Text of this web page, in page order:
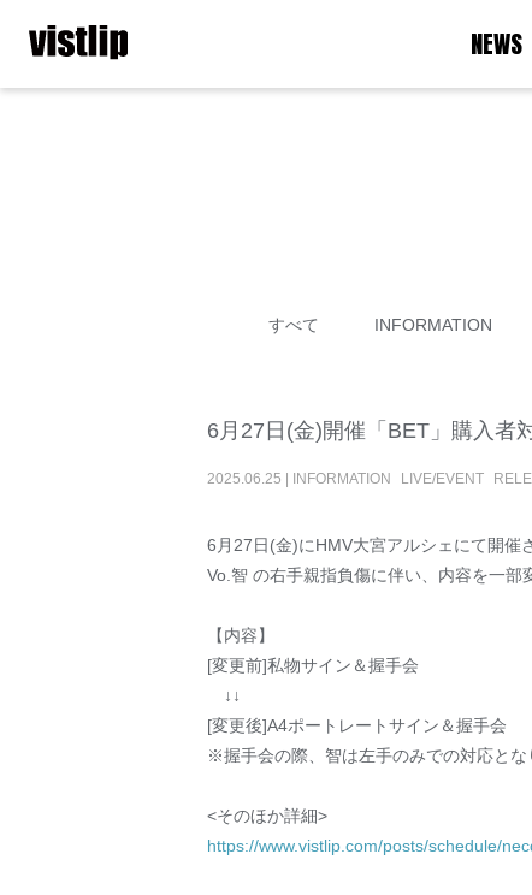
NEWS
すべて INFORMATION
6月27日(金)開催「BET」購入者
2025.06.25 INFORMATION LIVE/EVENT
6月27日(金)にHMV大宮アルシェにて開催
Vo.智 の右手親指負傷に伴い、内容を一部
【内容】
[変更前]私物サイン＆握手会
↓↓
[変更後]A4ポートレートサイン＆握手会
※握手会の際、智は左手のみでの対応とな
<そのほか詳細>
https://www.vistlip.com/posts/schedule/